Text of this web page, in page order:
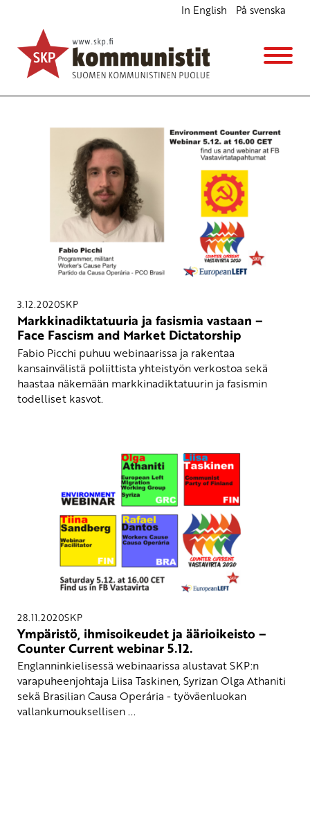
In English På svenska
Human Rights
3.12.2020SKP
Markkinadiktatuuria ja fasismia vastaan –
Face Fascism and Market Dictatorship
Fabio Picchi puhuu webinaarissa ja rakentaa
kansainvälistä poliittista yhteistyön verkostoa sekä
haastaa näkemään markkinadiktatuurin ja fasismin
todelliset kasvot.
28.11.2020SKP
Ympäristö, ihmisoikeudet ja äärioikeisto –
Counter Current webinar 5.12.
Englanninkielisessä webinaarissa alustavat SKP:n
varapuheenjohtaja Liisa Taskinen, Syrizan Olga Athaniti
sekä Brasilian Causa Operária - työväenluokan
vallankumouksellisen ...